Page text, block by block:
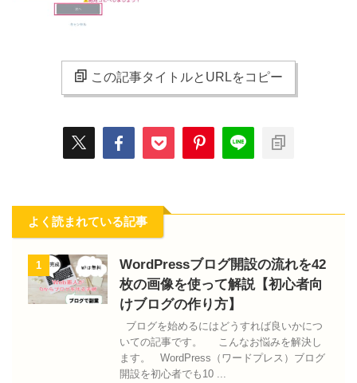
この記事タイトルとURLをコピー
よく読まれている記事
1
WordPressブログ開設の流れを42
枚の画像を使って解説【初心者向
けブログの作り方】
ブログを始めるにはどうすれば良いかにつ
いての記事です。 こんなお悩みを解決し
ます。 WordPress（ワードプレス）ブログ
開設を初心者でも10 ...